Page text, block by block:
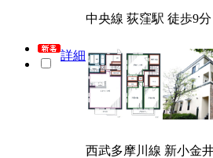
詳細
中央線 荻窪駅 徒歩9分
西武多摩川線 新小金